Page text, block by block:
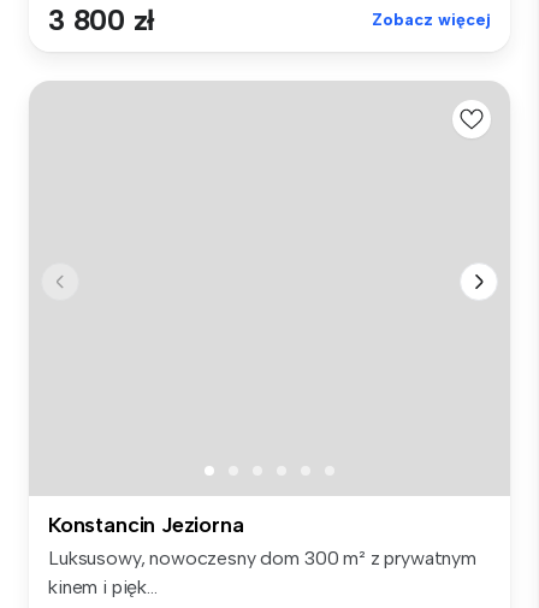
3 800 zł Zobacz więcej
Konstancin Jeziorna
Luksusowy, nowoczesny dom 300 m² z prywatnym
kinem i pięk...